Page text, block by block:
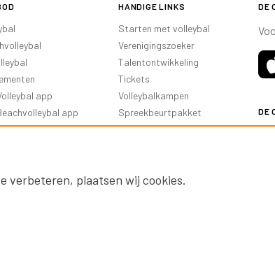
app
app
HANDIGE LINKS
Starten met volleybal
Verenigingszoeker
Talentontwikkeling
Tickets
Volleybalkampen
Spreekbeurtpakket
Oranje Ambassadeurs
DE
DE
verbeteren, plaatsen wij cookies.